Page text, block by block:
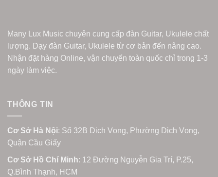
Many Lux Music chuyên cung cấp đàn Guitar, Ukulele chất
lượng. Dạy đàn Guitar, Ukulele từ cơ bản đến nâng cao.
Nhận đặt hàng Online, vận chuyển toàn quốc chỉ trong 1-3
ngày làm việc.
THÔNG TIN
Cơ Sở Hà Nội: Số 32B Dịch Vọng, Phường Dịch Vọng,
Quận Cầu Giấy
Cơ Sở Hồ Chí Minh: 12 Đường Nguyễn Gia Trí, P.25,
Q.Bình Thạnh, HCM